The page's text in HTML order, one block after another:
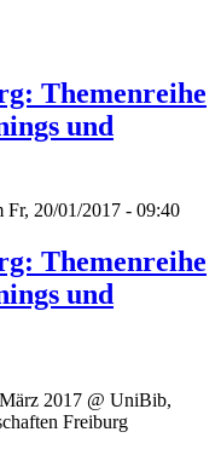
Themenreihe
und
Fr, 20/01/2017 - 09:40
Themenreihe
und
2017 @ UniBib,
Freiburg